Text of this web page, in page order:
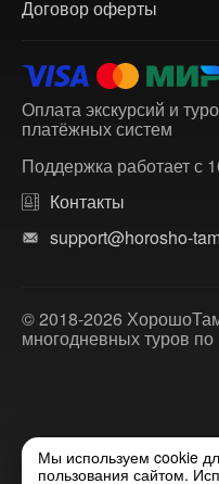
Договор оферты
Оплата экскурсий и
платёжных систем
Поддержка работает с
Контакты
support@horosho-
© 2018-2026
многодневных туров
Мы используем cookie
пользования сайтом.